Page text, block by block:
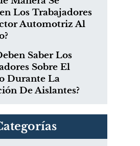
Los Trabajadores
Automotriz Al
Saber Los
Sobre El
Durante La
De Aislantes?